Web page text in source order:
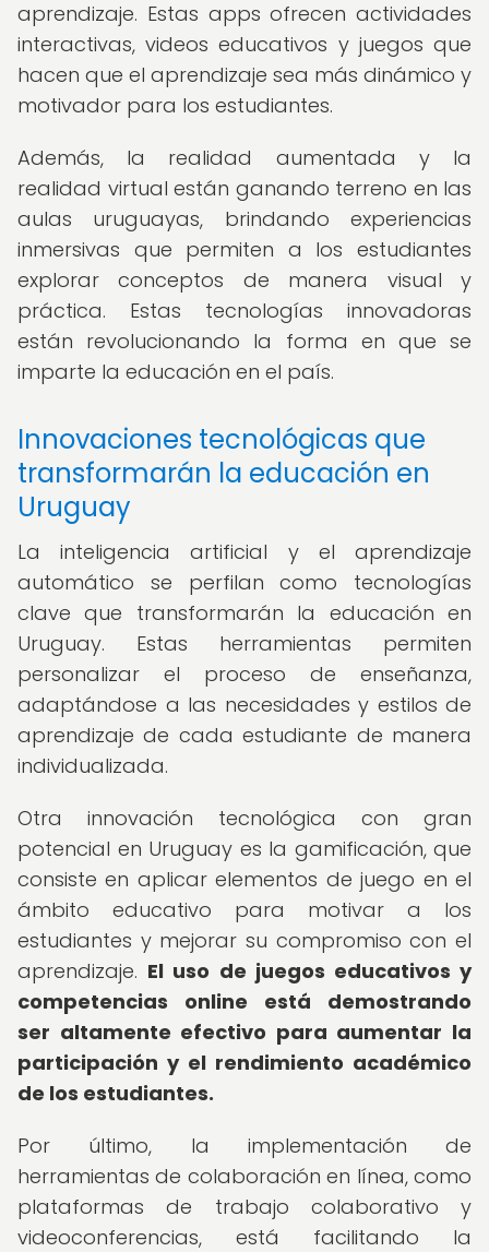
aprendizaje. Estas apps ofrecen actividades
interactivas, videos educativos y juegos que
hacen que el aprendizaje sea más dinámico y
motivador para los estudiantes.
Además, la realidad aumentada y la
realidad virtual están ganando terreno en las
aulas uruguayas, brindando experiencias
inmersivas que permiten a los estudiantes
explorar conceptos de manera visual y
práctica. Estas tecnologías innovadoras
están revolucionando la forma en que se
imparte la educación en el país.
Innovaciones tecnológicas que
transformarán la educación en
Uruguay
La inteligencia artificial y el aprendizaje
automático se perfilan como tecnologías
clave que transformarán la educación en
Uruguay. Estas herramientas permiten
personalizar el proceso de enseñanza,
adaptándose a las necesidades y estilos de
aprendizaje de cada estudiante de manera
individualizada.
Otra innovación tecnológica con gran
potencial en Uruguay es la gamificación, que
consiste en aplicar elementos de juego en el
ámbito educativo para motivar a los
estudiantes y mejorar su compromiso con el
aprendizaje. El uso de juegos educativos y
competencias online está demostrando
ser altamente efectivo para aumentar la
participación y el rendimiento académico
de los estudiantes.
Por último, la implementación de
herramientas de colaboración en línea, como
plataformas de trabajo colaborativo y
videoconferencias, está facilitando la